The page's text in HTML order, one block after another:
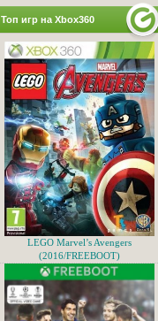
Топ игр на Xbox360
LEGO Marvel’s Avengers
(2016/FREEBOOT)